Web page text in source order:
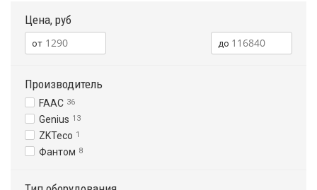
Цена, руб
Производитель
FAAC 36
Genius 13
ZKTeco 1
Фантом 8